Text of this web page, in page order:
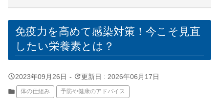
免疫力を高めて感染対策！今こそ見直
したい栄養素とは？
query_builder2023年09月26日 - update更新日 : 2026年06月17日
folder 体の仕組み 予防や健康のアドバイス